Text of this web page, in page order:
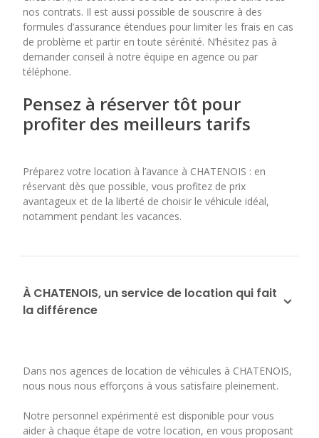
nos contrats. Il est aussi possible de souscrire à des
formules d’assurance étendues pour limiter les frais en cas
de problème et partir en toute sérénité. N’hésitez pas à
demander conseil à notre équipe en agence ou par
téléphone.
Pensez à réserver tôt pour
profiter des meilleurs tarifs
Préparez votre location à l’avance à CHATENOIS : en
réservant dès que possible, vous profitez de prix
avantageux et de la liberté de choisir le véhicule idéal,
notamment pendant les vacances.
À CHATENOIS, un service de location qui fait
la différence
Dans nos agences de location de véhicules à CHATENOIS,
nous nous nous efforçons à vous satisfaire pleinement.
Notre personnel expérimenté est disponible pour vous
aider à chaque étape de votre location, en vous proposant